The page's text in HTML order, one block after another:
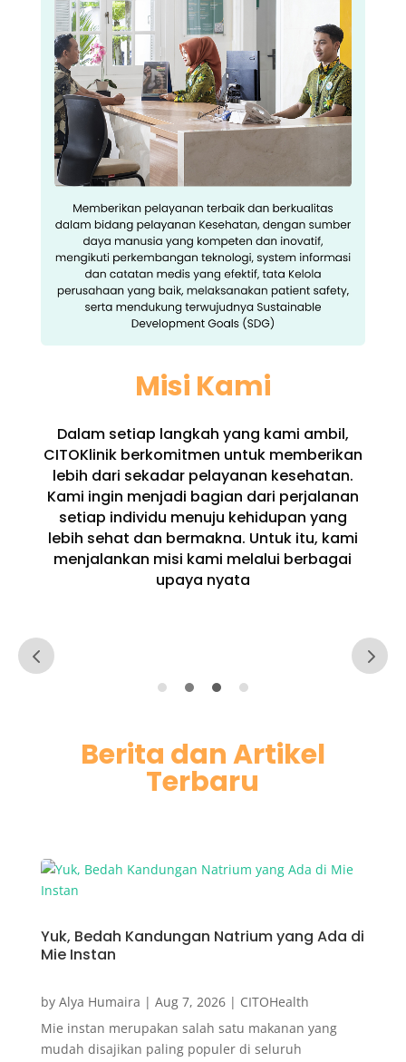
Misi Kami
Dalam setiap langkah yang kami ambil,
CITOKlinik berkomitmen untuk memberikan
lebih dari sekadar pelayanan kesehatan.
Kami ingin menjadi bagian dari perjalanan
setiap individu menuju kehidupan yang
lebih sehat dan bermakna. Untuk itu, kami
menjalankan misi kami melalui berbagai
upaya nyata
Berita dan Artikel
Terbaru
Yuk, Bedah Kandungan Natrium yang Ada di
Mie Instan
by Alya Humaira | Aug 7, 2026| CITOHealth
Mie instan merupakan salah satu makanan yang
mudah disajikan paling populer di seluruh